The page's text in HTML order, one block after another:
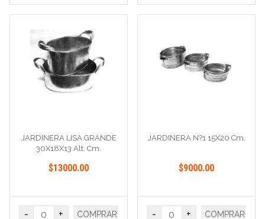
JARDINERA LISA GRANDE
30X18X13 Alt. Cm.
$13000.00
- + COMPRAR
JARDINERA N?1 15X20 Cm.
$9000.00
- + COMPRAR